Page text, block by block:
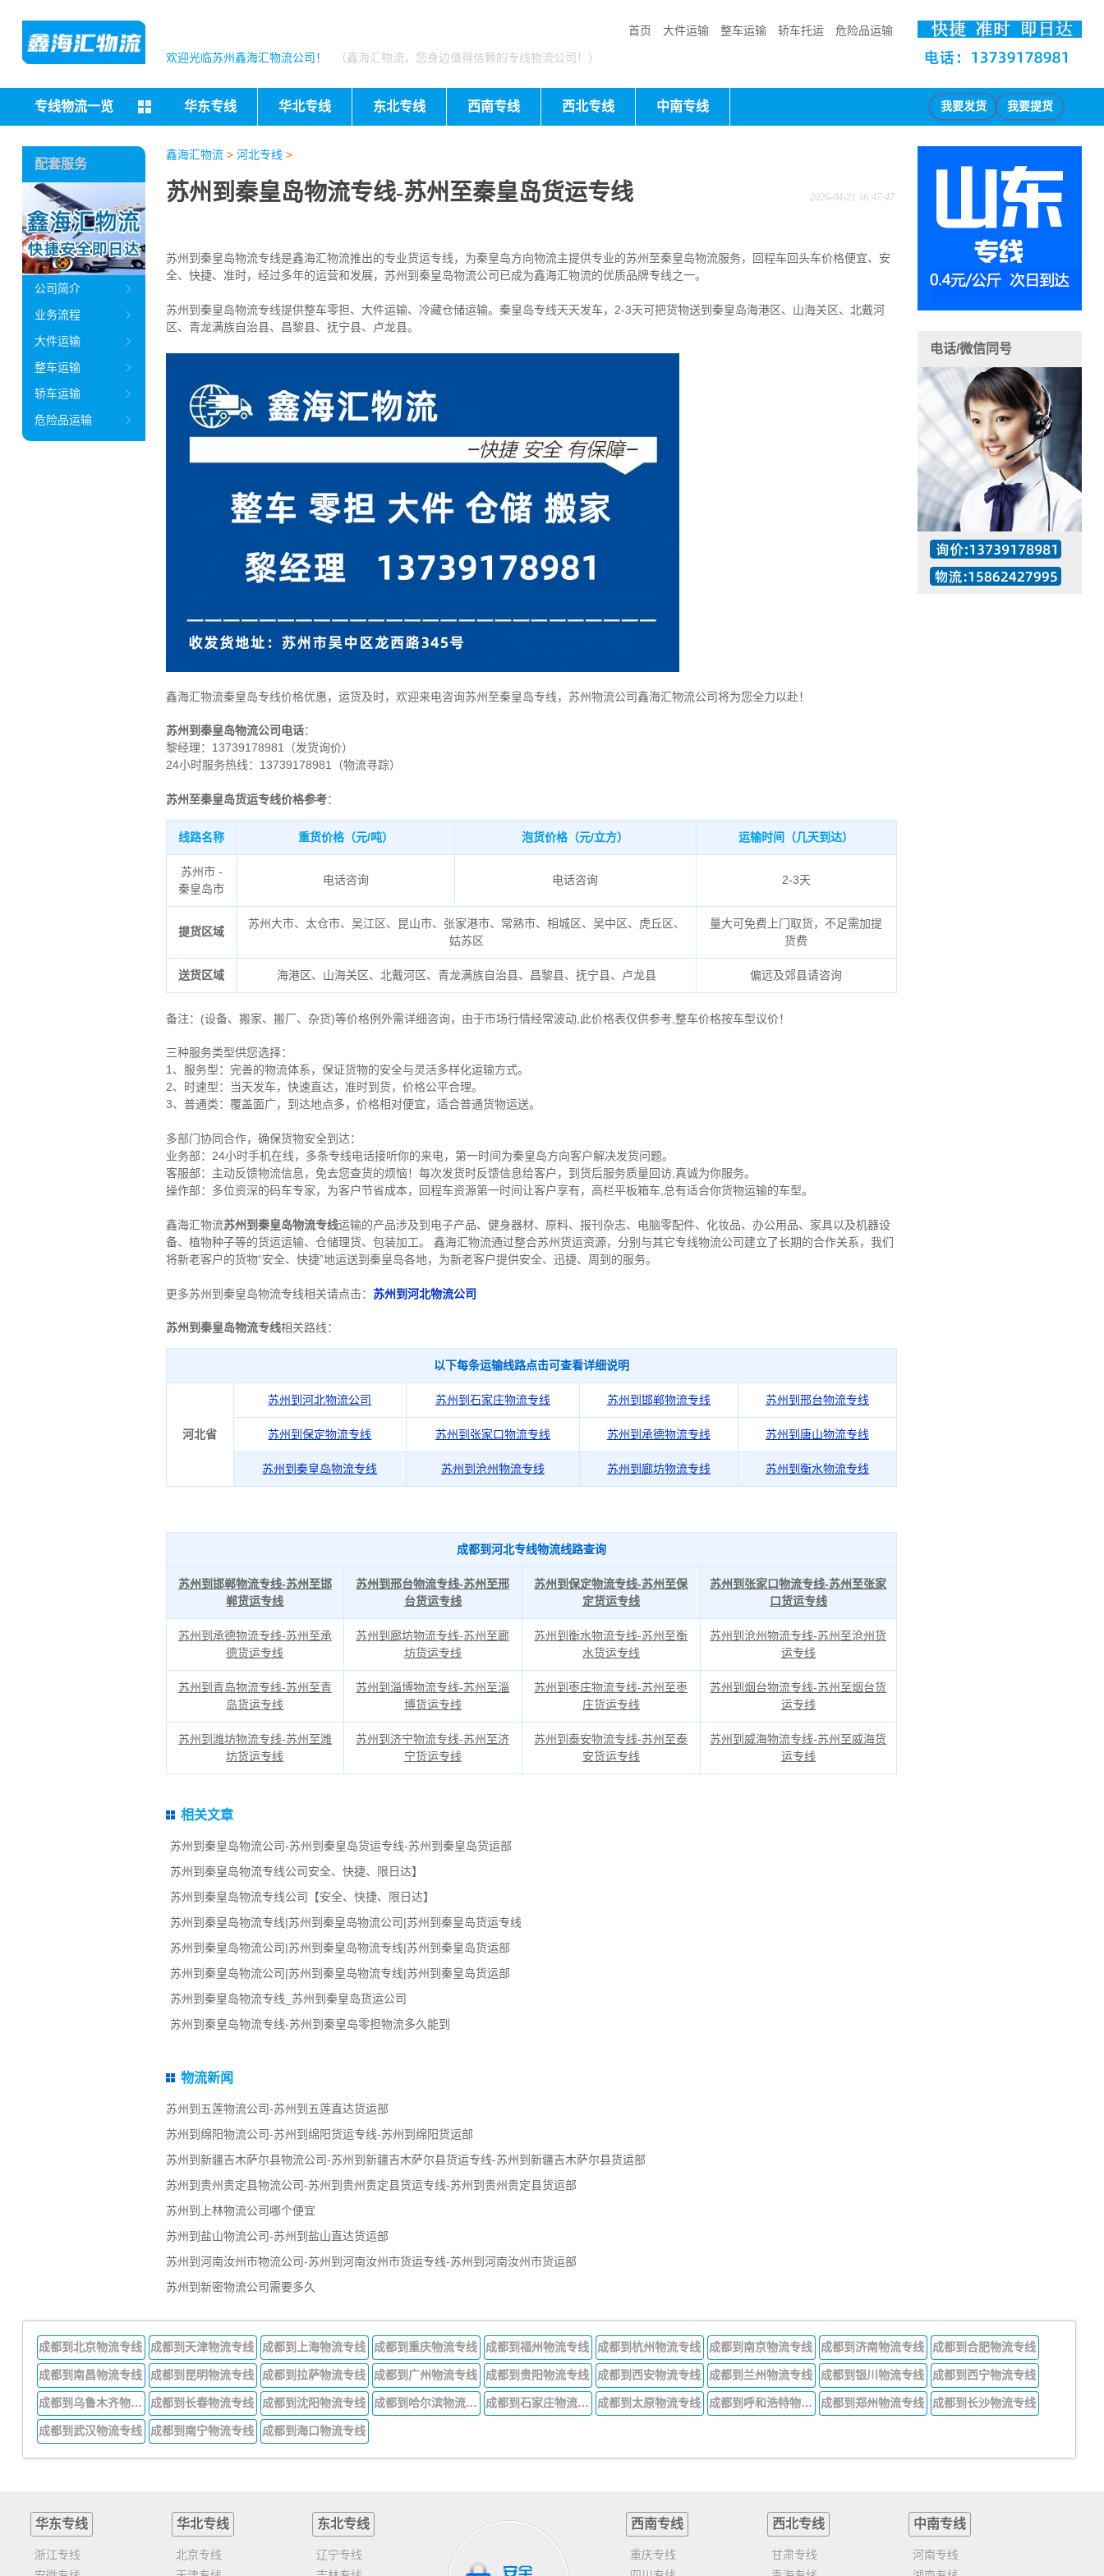
首页 大件运输 整车运输 轿车托运 危险品运输
欢迎光临苏州鑫海汇物流公司！ （鑫海汇物流，您身边值得信赖的专线物流公司！）
专线物流一览 华东专线 华北专线 东北专线 西南专线 西北专线 中南专线 我要发货 我要提货
鑫海汇物流> 河北专线 >
苏州到秦皇岛物流专线-苏州至秦皇岛货运专线 2026-04-21 16:47:47
苏州到秦皇岛物流专线是鑫海汇物流推出的专业货运专线，为秦皇岛方向物流主提供专业的苏州至秦皇岛物流服务，回程车回头车价格便宜、安
全、快捷、准时，经过多年的运营和发展，苏州到秦皇岛物流公司已成为鑫海汇物流的优质品牌专线之一。
苏州到秦皇岛物流专线提供整车零担、大件运输、冷藏仓储运输。秦皇岛专线天天发车，2-3天可把货物送到秦皇岛海港区、山海关区、北戴河
区、青龙满族自治县、昌黎县、抚宁县、卢龙县。
鑫海汇物流秦皇岛专线价格优惠，运货及时，欢迎来电咨询苏州至秦皇岛专线，苏州物流公司鑫海汇物流公司将为您全力以赴！
苏州到秦皇岛物流公司电话：
黎经理： 13739178981（发货询价）
24小时服务热线：13739178981（物流寻踪）
苏州至秦皇岛货运专线价格参考：
线路名称 重货价格（元/吨） 泡货价格（元/立方） 运输时间（几天到达）
苏州市 -
秦皇岛市
电话咨询 电话咨询 2-3天
提货区域
苏州大市、太仓市、吴江区、昆山市、张家港市、常熟市、相城区、吴中区、虎丘区、
姑苏区
量大可免费上门取货，不足需加提
货费
送货区域 海港区、山海关区、北戴河区、青龙满族自治县、昌黎县、抚宁县、卢龙县 偏远及郊县请咨询
备注： (设备、搬家、搬厂、杂货)等价格例外需详细咨询，由于市场行情经常波动,此价格表仅供参考,整车价格按车型议价！
三种服务类型供您选择：
1、服务型：完善的物流体系，保证货物的安全与灵活多样化运输方式。
2、时速型：当天发车，快速直达，准时到货，价格公平合理。
3、普通类：覆盖面广，到达地点多，价格相对便宜，适合普通货物运送。
多部门协同合作，确保货物安全到达：
业务部：24小时手机在线，多条专线电话接听你的来电，第一时间为秦皇岛方向客户解决发货问题。
客服部：主动反馈物流信息，免去您查货的烦恼！每次发货时反馈信息给客户，到货后服务质量回访,真诚为你服务。
操作部：多位资深的码车专家，为客户节省成本，回程车资源第一时间让客户享有，高栏平板箱车,总有适合你货物运输的车型。
鑫海汇物流苏州到秦皇岛物流专线运输的产品涉及到电子产品、健身器材、原料、报刊杂志、电脑零配件、化妆品、办公用品、家具以及机器设
备、植物种子等的货运运输、仓储理货、包装加工。 鑫海汇物流通过整合苏州货运资源，分别与其它专线物流公司建立了长期的合作关系，我们
将新老客户的货物“安全、快捷”地运送到秦皇岛各地，为新老客户提供安全、迅捷、周到的服务。
更多苏州到秦皇岛物流专线相关请点击： 苏州到河北物流公司
苏州到秦皇岛物流专线相关路线：
以下每条运输线路点击可查看详细说明
河北省
苏州到河北物流公司 苏州到石家庄物流专线 苏州到邯郸物流专线 苏州到邢台物流专线
苏州到保定物流专线 苏州到张家口物流专线 苏州到承德物流专线 苏州到唐山物流专线
苏州到秦皇岛物流专线 苏州到沧州物流专线 苏州到廊坊物流专线 苏州到衡水物流专线
成都到河北专线物流线路查询
苏州到邯郸物流专线-苏州至邯
郸货运专线
苏州到邢台物流专线-苏州至邢
台货运专线
苏州到保定物流专线-苏州至保
定货运专线
苏州到张家口物流专线-苏州至张家
口货运专线
苏州到承德物流专线-苏州至承
德货运专线
苏州到廊坊物流专线-苏州至廊
坊货运专线
苏州到衡水物流专线-苏州至衡
水货运专线
苏州到沧州物流专线-苏州至沧州货
运专线
苏州到青岛物流专线-苏州至青
岛货运专线
苏州到淄博物流专线-苏州至淄
博货运专线
苏州到枣庄物流专线-苏州至枣
庄货运专线
苏州到烟台物流专线-苏州至烟台货
运专线
苏州到潍坊物流专线-苏州至潍
坊货运专线
苏州到济宁物流专线-苏州至济
宁货运专线
苏州到泰安物流专线-苏州至泰
安货运专线
苏州到威海物流专线-苏州至威海货
运专线
相关文章
苏州到秦皇岛物流公司-苏州到秦皇岛货运专线-苏州到秦皇岛货运部
苏州到秦皇岛物流专线公司安全、快捷、限日达】
苏州到秦皇岛物流专线公司【安全、快捷、限日达】
苏州到秦皇岛物流专线|苏州到秦皇岛物流公司|苏州到秦皇岛货运专线
苏州到秦皇岛物流公司|苏州到秦皇岛物流专线|苏州到秦皇岛货运部
苏州到秦皇岛物流公司|苏州到秦皇岛物流专线|苏州到秦皇岛货运部
苏州到秦皇岛物流专线_苏州到秦皇岛货运公司
苏州到秦皇岛物流专线-苏州到秦皇岛零担物流多久能到
物流新闻
苏州到五莲物流公司-苏州到五莲直达货运部
苏州到绵阳物流公司-苏州到绵阳货运专线-苏州到绵阳货运部
苏州到新疆吉木萨尔县物流公司-苏州到新疆吉木萨尔县货运专线-苏州到新疆吉木萨尔县货运部
苏州到贵州贵定县物流公司-苏州到贵州贵定县货运专线-苏州到贵州贵定县货运部
苏州到上林物流公司哪个便宜
苏州到盐山物流公司-苏州到盐山直达货运部
苏州到河南汝州市物流公司-苏州到河南汝州市货运专线-苏州到河南汝州市货运部
苏州到新密物流公司需要多久
配套服务
公司简介
业务流程
大件运输
整车运输
轿车运输
危险品运输
电话/微信同号
成都到北京物流专线 成都到天津物流专线 成都到上海物流专线 成都到重庆物流专线 成都到福州物流专线 成都到杭州物流专线 成都到南京物流专线 成都到济南物流专线 成都到合肥物流专线
成都到南昌物流专线 成都到昆明物流专线 成都到拉萨物流专线 成都到广州物流专线 成都到贵阳物流专线 成都到西安物流专线 成都到兰州物流专线 成都到银川物流专线 成都到西宁物流专线
成都到乌鲁木齐物流专线 成都到长春物流专线 成都到沈阳物流专线 成都到哈尔滨物流专线 成都到石家庄物流专线 成都到太原物流专线 成都到呼和浩特物流专线 成都到郑州物流专线 成都到长沙物流专线
成都到武汉物流专线 成都到南宁物流专线 成都到海口物流专线
华东专线
浙江专线
华北专线
北京专线
东北专线
辽宁专线
西南专线
重庆专线
西北专线
甘肃专线
中南专线
河南专线